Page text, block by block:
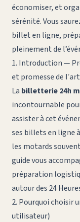
économiser, et
sérénité. Vous
billet en ligne,
pleinement de
1. Introduction —
et promesse de
La billetterie 24h
incontournable
assister à cet
ses billets en ligne
les motards
guide vous
préparation
autour des 24
2. Pourquoi choisir
utilisateur)